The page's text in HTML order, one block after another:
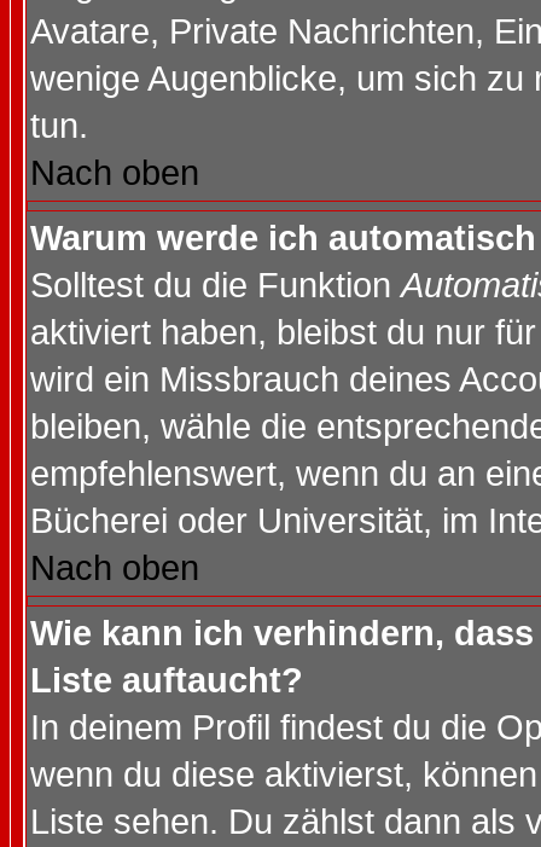
Avatare, Private Nachrichten,
wenige Augenblicke, um sich
tun.
Nach oben
Warum werde ich
Solltest du die Funktion
aktiviert haben, bleibst du nur
wird ein Missbrauch deines
bleiben, wähle die
empfehlenswert, wenn du an
Bücherei oder Universität, im
Nach oben
Wie kann ich verhindern,
Liste auftaucht?
In deinem Profil findest du die
wenn du diese aktivierst,
Liste sehen. Du zählst dann als